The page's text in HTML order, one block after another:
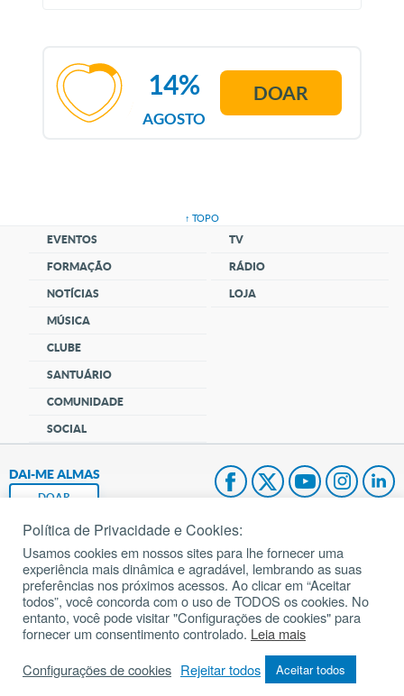
AGOSTO
14% DOAR
↑ TOPO
EVENTOS
FORMAÇÃO
NOTÍCIAS
MÚSICA
CLUBE
SANTUÁRIO
COMUNIDADE
SOCIAL
TV
RÁDIO
LOJA
DAI-ME ALMAS
DOAR
Fundação João Paulo II
Pedido de Oração
Mapa do site
Todos os direitos reservados.
Política de Privacidade e Cookies:
Usamos cookies em nossos sites para lhe fornecer uma
experiência mais dinâmica e agradável, lembrando as suas
preferências nos próximos acessos. Ao clicar em “Aceitar
todos”, você concorda com o uso de TODOS os cookies. No
entanto, você pode visitar "Configurações de cookies" para
fornecer um consentimento controlado. Leia mais
Configurações de cookies Rejeitar todos Aceitar todos